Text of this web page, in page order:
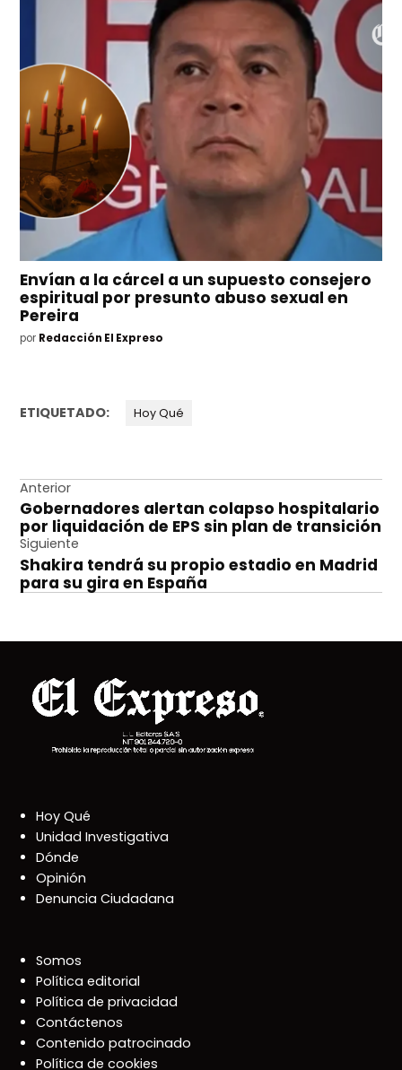
Envían a la cárcel a un supuesto consejero
espiritual por presunto abuso sexual en
Pereira
por Redacción El Expreso
ETIQUETADO: Hoy Qué
Navegación
de
entradas
Anterior
Gobernadores alertan colapso hospitalario
por liquidación de EPS sin plan de transición
Siguiente
Shakira tendrá su propio estadio en Madrid
para su gira en España
Hoy Qué
Unidad Investigativa
Dónde
Opinión
Denuncia Ciudadana
Somos
Política editorial
Política de privacidad
Contáctenos
Contenido patrocinado
Política de cookies